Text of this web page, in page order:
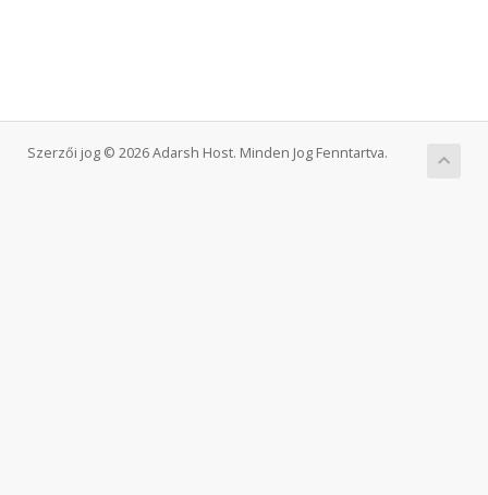
Szerzői jog © 2026 Adarsh Host. Minden Jog Fenntartva.